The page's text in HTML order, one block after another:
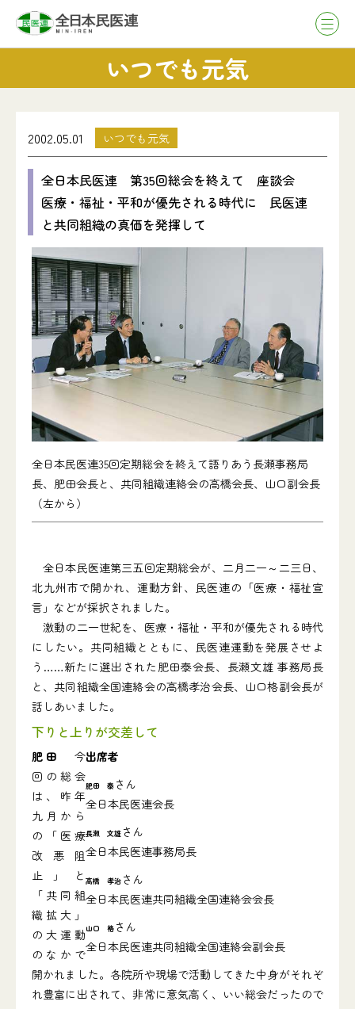
いつでも元気
2002.05.01 いつでも元気
全日本民医連 第35回総会を終えて 座談会
医療・福祉・平和が優先される時代に 民医連
と共同組織の真価を発揮して
全日本民医連35回定期総会を終えて語りあう長瀬事務局
長、肥田会長と、共同組織連絡会の高橋会長、山口副会長
（左から）
全日本民医連第三五回定期総会が、二月二一～二三日、
北九州市で開かれ、運動方針、民医連の「医療・福祉宣
言」などが採択されました。
激動の二一世紀を、医療・福祉・平和が優先される時代
にしたい。共同組織とともに、民医連運動を発展させよ
う……新たに選出された肥田泰会長、長瀬文雄 事務局長
と、共同組織全国連絡会の高橋孝治会長、山口格副会長が
話しあいました。
下りと上りが交差して
出席者
肥田 泰 さん
全日本民医連会長
長瀬 文雄 さん
全日本民医連事務局長
高橋 孝治 さん
全日本民医連共同組織全国連絡会会長
山口 格 さん
全日本民医連共同組織全国連絡会副会長
肥田
今
回の総会
は、昨年
九月から
の「医療
改悪阻
止」と
「共同組
織拡大」
の大運動
のなかで
開かれました。各院所や現場で活動してきた中身がそれぞ
れ豊富に出されて、非常に意気高く、いい総会だったので